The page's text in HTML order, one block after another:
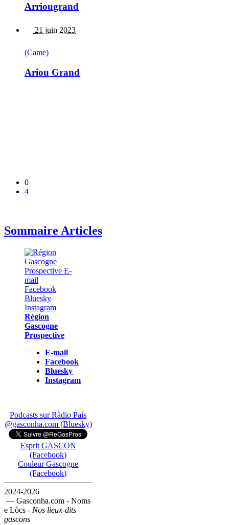
Arriougrand
21 juin 2023
(Came)
Ariou Grand
0
4
Sommaire Articles
Région
Gascogne
Prospective
E-mail
Facebook
Bluesky
Instagram
Podcasts sur Ràdio País
@gasconha.com (Bluesky)
Esprit GASCON
(Facebook)
Couleur Gascogne
(Facebook)
2024-2026
— Gasconha.com - Noms
e Lòcs - Nos lieux-dits
gascons